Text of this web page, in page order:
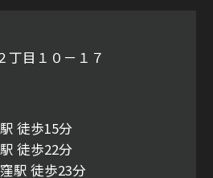
丁目１０－１７
徒歩15分
徒歩22分
駅 徒歩23分